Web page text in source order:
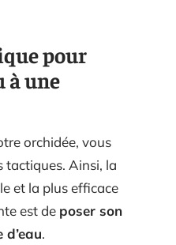
pour
à une
orchidée, vous
tactiques. Ainsi, la
et la plus efficace
est de poser son
.